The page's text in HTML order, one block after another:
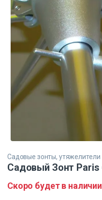
Садовые зонты, утяжелители
Садовый Зонт Paris
Скоро будет в наличии